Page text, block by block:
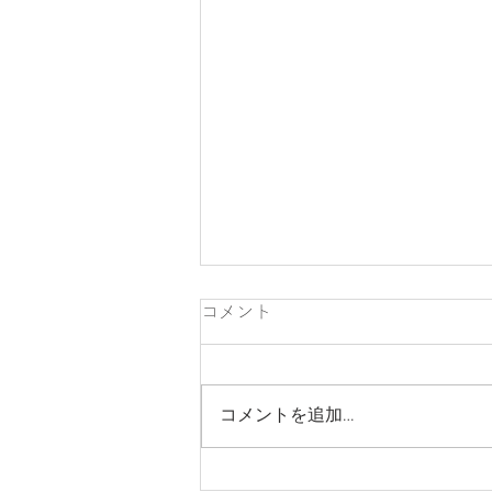
リフォームと新築、どこで分
コメント
コメントを追加…